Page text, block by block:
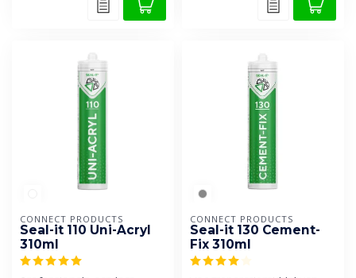
CONNECT PRODUCTS
Seal-it 110 Uni-Acryl
310ml
CONNECT PRODUCTS
Seal-it 130 Cement-
Fix 310ml